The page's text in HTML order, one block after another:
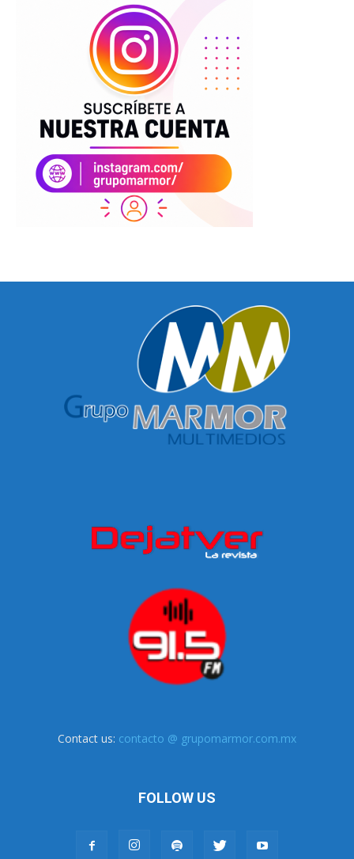
Contact us: contacto @ grupomarmor.com.mx
FOLLOW US